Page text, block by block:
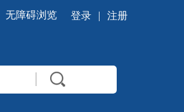
无障碍浏览 登录 | 注册